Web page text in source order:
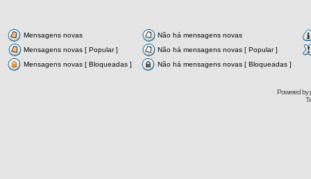
Mensagens novas
Não há mensagens novas
Mensagens novas [ Popular ]
Não há mensagens novas [ Popular ]
Mensagens novas [ Bloqueadas ]
Não há mensagens novas [ Bloqueadas ]
Powered by